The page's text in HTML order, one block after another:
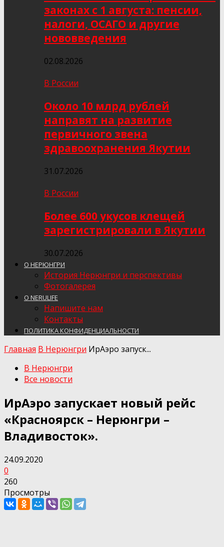
законах с 1 августа: пенсии,
налоги, ОСАГО и другие
нововведения
02.08.2026
В России
Около 10 млрд рублей
направят на развитие
первичного звена
здравоохранения Якутии
31.07.2026
В России
Более 600 укусов клещей
зарегистрировали в Якутии
30.07.2026
О НЕРЮНГРИ
История Нерюнгри и перспективы
Фотогалерея
О NERULIFE
Напишите нам
Контакты
ПОЛИТИКА КОНФИДЕНЦИАЛЬНОСТИ
Главная В Нерюнгри ИрАэро запуск...
В Нерюнгри
Все новости
ИрАэро запускает новый рейс
«Красноярск – Нерюнгри –
Владивосток».
24.09.2020
0
260
Просмотры